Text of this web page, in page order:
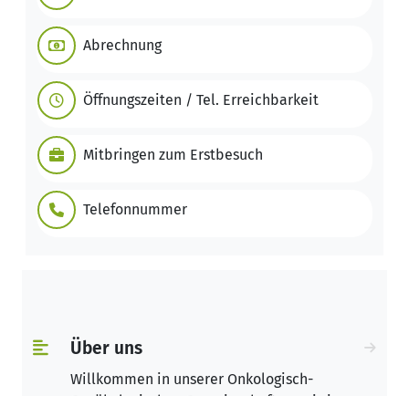
Abrechnung
Öffnungszeiten / Tel. Erreichbarkeit
Mitbringen zum Erstbesuch
Telefonnummer
Über uns
Willkommen in unserer Onkologisch-